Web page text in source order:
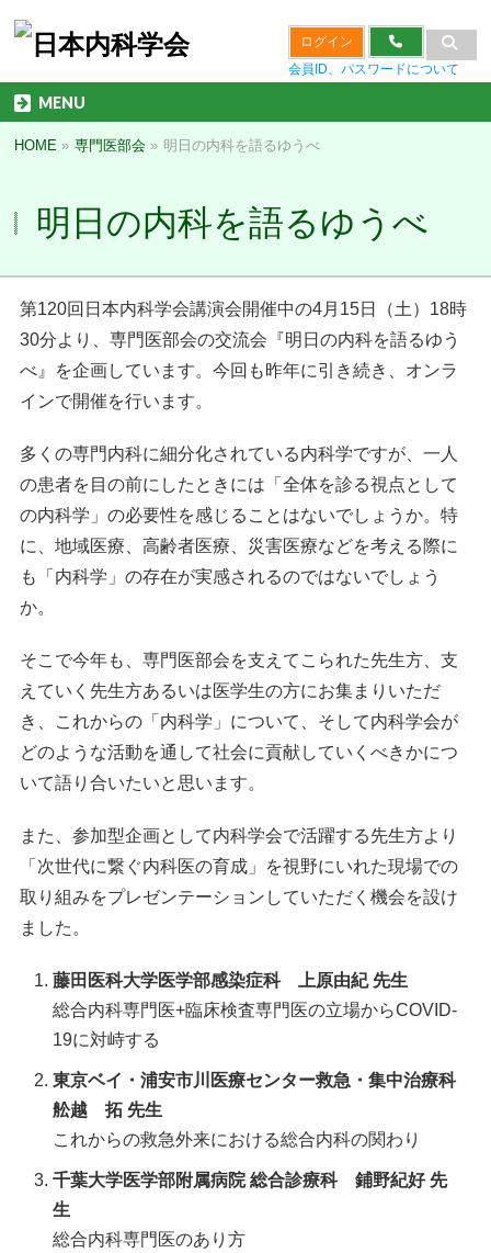
ログイン
会員ID、パスワードについて
MENU
HOME » 専門医部会 » 明日の内科を語るゆうべ
明日の内科を語るゆうべ
第120回日本内科学会講演会開催中の4月15日（土）18時
30分より、専門医部会の交流会『明日の内科を語るゆう
べ』を企画しています。今回も昨年に引き続き、オンラ
インで開催を行います。
多くの専門内科に細分化されている内科学ですが、一人
の患者を目の前にしたときには「全体を診る視点として
の内科学」の必要性を感じることはないでしょうか。特
に、地域医療、高齢者医療、災害医療などを考える際に
も「内科学」の存在が実感されるのではないでしょう
か。
そこで今年も、専門医部会を支えてこられた先生方、支
えていく先生方あるいは医学生の方にお集まりいただ
き、これからの「内科学」について、そして内科学会が
どのような活動を通して社会に貢献していくべきかにつ
いて語り合いたいと思います。
また、参加型企画として内科学会で活躍する先生方より
「次世代に繋ぐ内科医の育成」を視野にいれた現場での
取り組みをプレゼンテーションしていただく機会を設け
ました。
藤田医科大学医学部感染症科 上原由紀 先生
総合内科専門医+臨床検査専門医の立場からCOVID-
19に対峙する
東京ベイ・浦安市川医療センター救急・集中治療科
舩越 拓 先生
これからの救急外来における総合内科の関わり
千葉大学医学部附属病院 総合診療科 鋪野紀好 先
生
総合内科専門医のあり方